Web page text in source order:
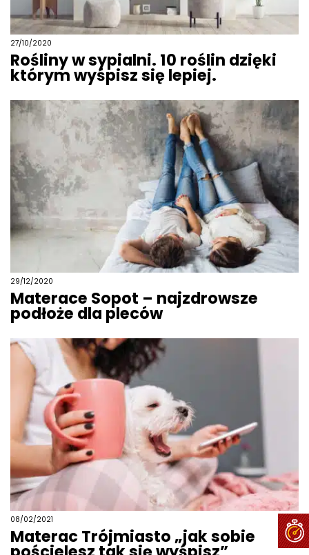
27/10/2020
Rośliny w sypialni. 10 roślin dzięki
którym wyśpisz się lepiej.
29/12/2020
Materace Sopot – najzdrowsze
podłoże dla pleców
08/02/2021
Materac Trójmiasto „jak sobie